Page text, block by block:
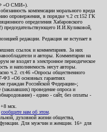
«О СМИ»).
компенсации морального вреда
опровержения, в порядке ч.2 ст.152 ГК
определения Хабаровского
председательствующего И.И.Куликовой,
редакции. Редакция не вступает в
ссылок и комментариев. За них
и авторы. Комментарии на
не входят в электронное периодическое
и наполняемость несут авторы.
ч.2. ст.46 «Опросы общественного
ФЗ «Об основных гарантиях
граждан Российской Федерации»;
проведение опроса и
- едино - сайт, без оплаты -
мск.
сообщите нам об этом
духовной жизни общества,
функции. Для мужчин и женщин. 16+ для